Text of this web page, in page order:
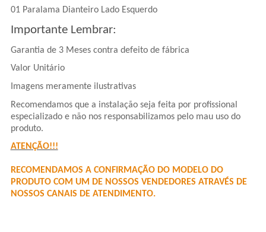
01 Paralama Dianteiro Lado Esquerdo
Importante Lembrar:
Garantia de 3 Meses contra defeito de fábrica
Valor Unitário
Imagens meramente ilustrativas
Recomendamos que a instalação seja feita por profissional
especializado e não nos responsabilizamos pelo mau uso do
produto.
ATENÇÃO!!!
RECOMENDAMOS A CONFIRMAÇÃO DO MODELO DO
PRODUTO COM UM DE NOSSOS VENDEDORES ATRAVÉS DE
NOSSOS CANAIS DE ATENDIMENTO.